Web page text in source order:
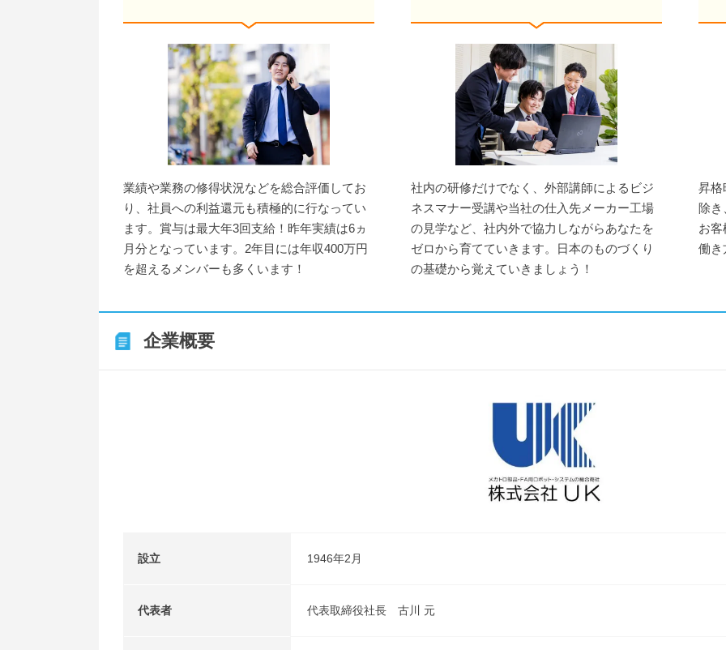
業績や業務の修得状況などを総合評価してお
り、社員への利益還元も積極的に行なってい
ます。賞与は最大年3回支給！昨年実績は6ヵ
月分となっています。2年目には年収400万円
を超えるメンバーも多くいます！
社内の研修だけでなく、外部講師によるビジ
ネスマナー受講や当社の仕入先メーカー工場
の見学など、社内外で協力しながらあなたを
ゼロから育てていきます。日本のものづくり
の基礎から覚えていきましょう！
昇格
除
お客
働き
企業概要
設立 1946年2月
代表者 代表取締役社長 古川 元